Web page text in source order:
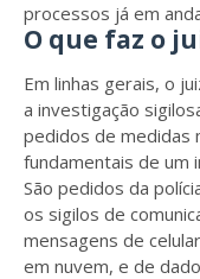
processos já em
O que faz o
Em linhas gerais, o
a investigação
pedidos de medidas
fundamentais de um
São pedidos da
os sigilos de
mensagens de
em nuvem, e de